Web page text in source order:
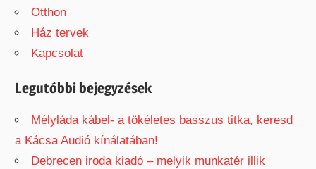
r
Otthon
Ház tervek
Kapcsolat
Legutóbbi bejegyzések
Mélyláda kábel- a tökéletes basszus titka, keresd
a Kácsa Audió kínálatában!
Debrecen iroda kiadó – melyik munkatér illik